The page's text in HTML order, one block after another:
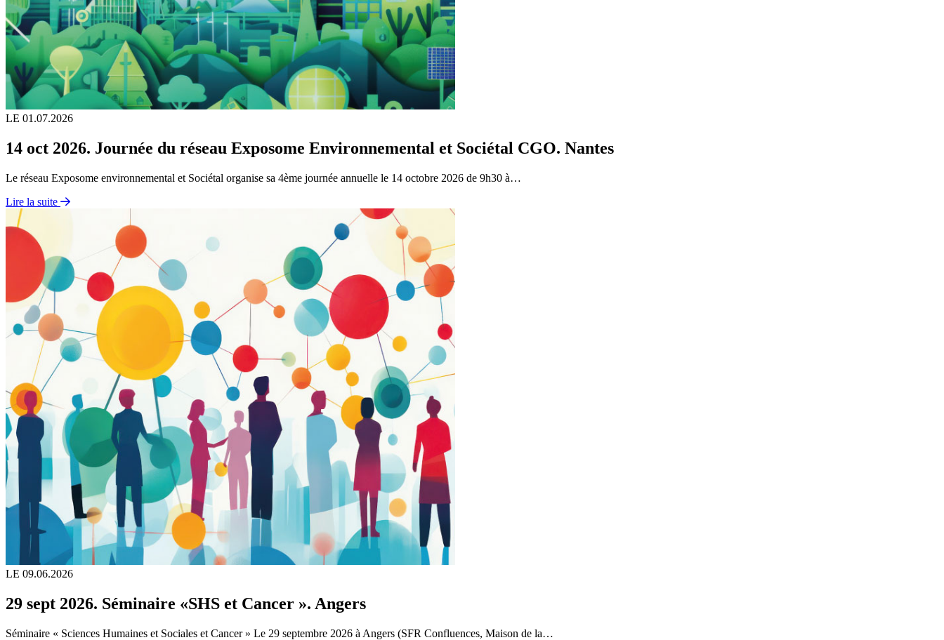
LE 01.07.2026
14 oct 2026. Journée du réseau Exposome Environnemental et Sociétal CGO. Nantes
Le réseau Exposome environnemental et Sociétal organise sa 4ème journée annuelle le 14 octobre 2026 de 9h30 à…
Lire la suite
LE 09.06.2026
29 sept 2026. Séminaire «SHS et Cancer ». Angers
Séminaire « Sciences Humaines et Sociales et Cancer » Le 29 septembre 2026 à Angers (SFR Confluences, Maison de la…